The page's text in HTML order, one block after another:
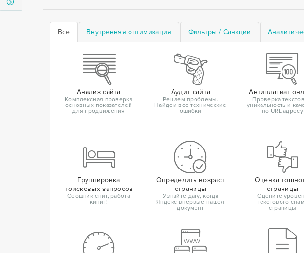
Все Внутренняя оптимизация Фильтры / Санкции
Анализ сайта
Комплексная проверка
основных показателей
для продвижения
Аудит сайта
Решаем проблемы.
Найдем все технические
ошибки
Антиплагиат
Проверка
уникальность и
по URL адресу
Группировка
поисковых запросов
Сеошник спит, работа
кипит!
Определить возраст
страницы
Узнайте дату, когда
Яндекс впервые нашел
документ
Оценка
страницы
Оцените
текстового
страницы